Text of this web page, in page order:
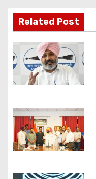
Related Post